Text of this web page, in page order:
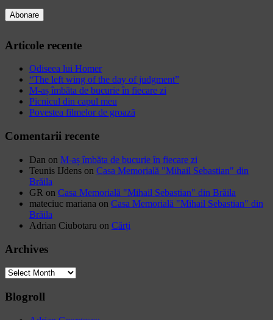
Articole recente
Odiseea lui Homer
“The left wing of the day of judgment”
M-aș îmbăta de bucurie în fiecare zi
Picnicul din capul meu
Povestea filmelor de groază
Comentarii recente
Dan on M-aș îmbăta de bucurie în fiecare zi
Teunis IJdens on Casa Memorială "Mihail Sebastian" din
Brăila
GR on Casa Memorială "Mihail Sebastian" din Brăila
mateciuc mariana on Casa Memorială "Mihail Sebastian" din
Brăila
Adrian Ciubotaru on Cărți
Archives
Archives
Blogroll